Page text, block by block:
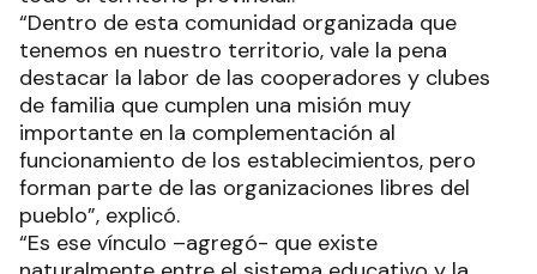
“Dentro de esta comunidad organizada que
tenemos en nuestro territorio, vale la pena
destacar la labor de las cooperadores y clubes
de familia que cumplen una misión muy
importante en la complementación al
funcionamiento de los establecimientos, pero
forman parte de las organizaciones libres del
pueblo”, explicó.
“Es ese vínculo –agregó- que existe